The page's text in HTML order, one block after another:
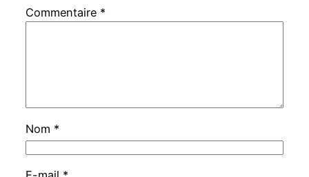
Commentaire *
Nom *